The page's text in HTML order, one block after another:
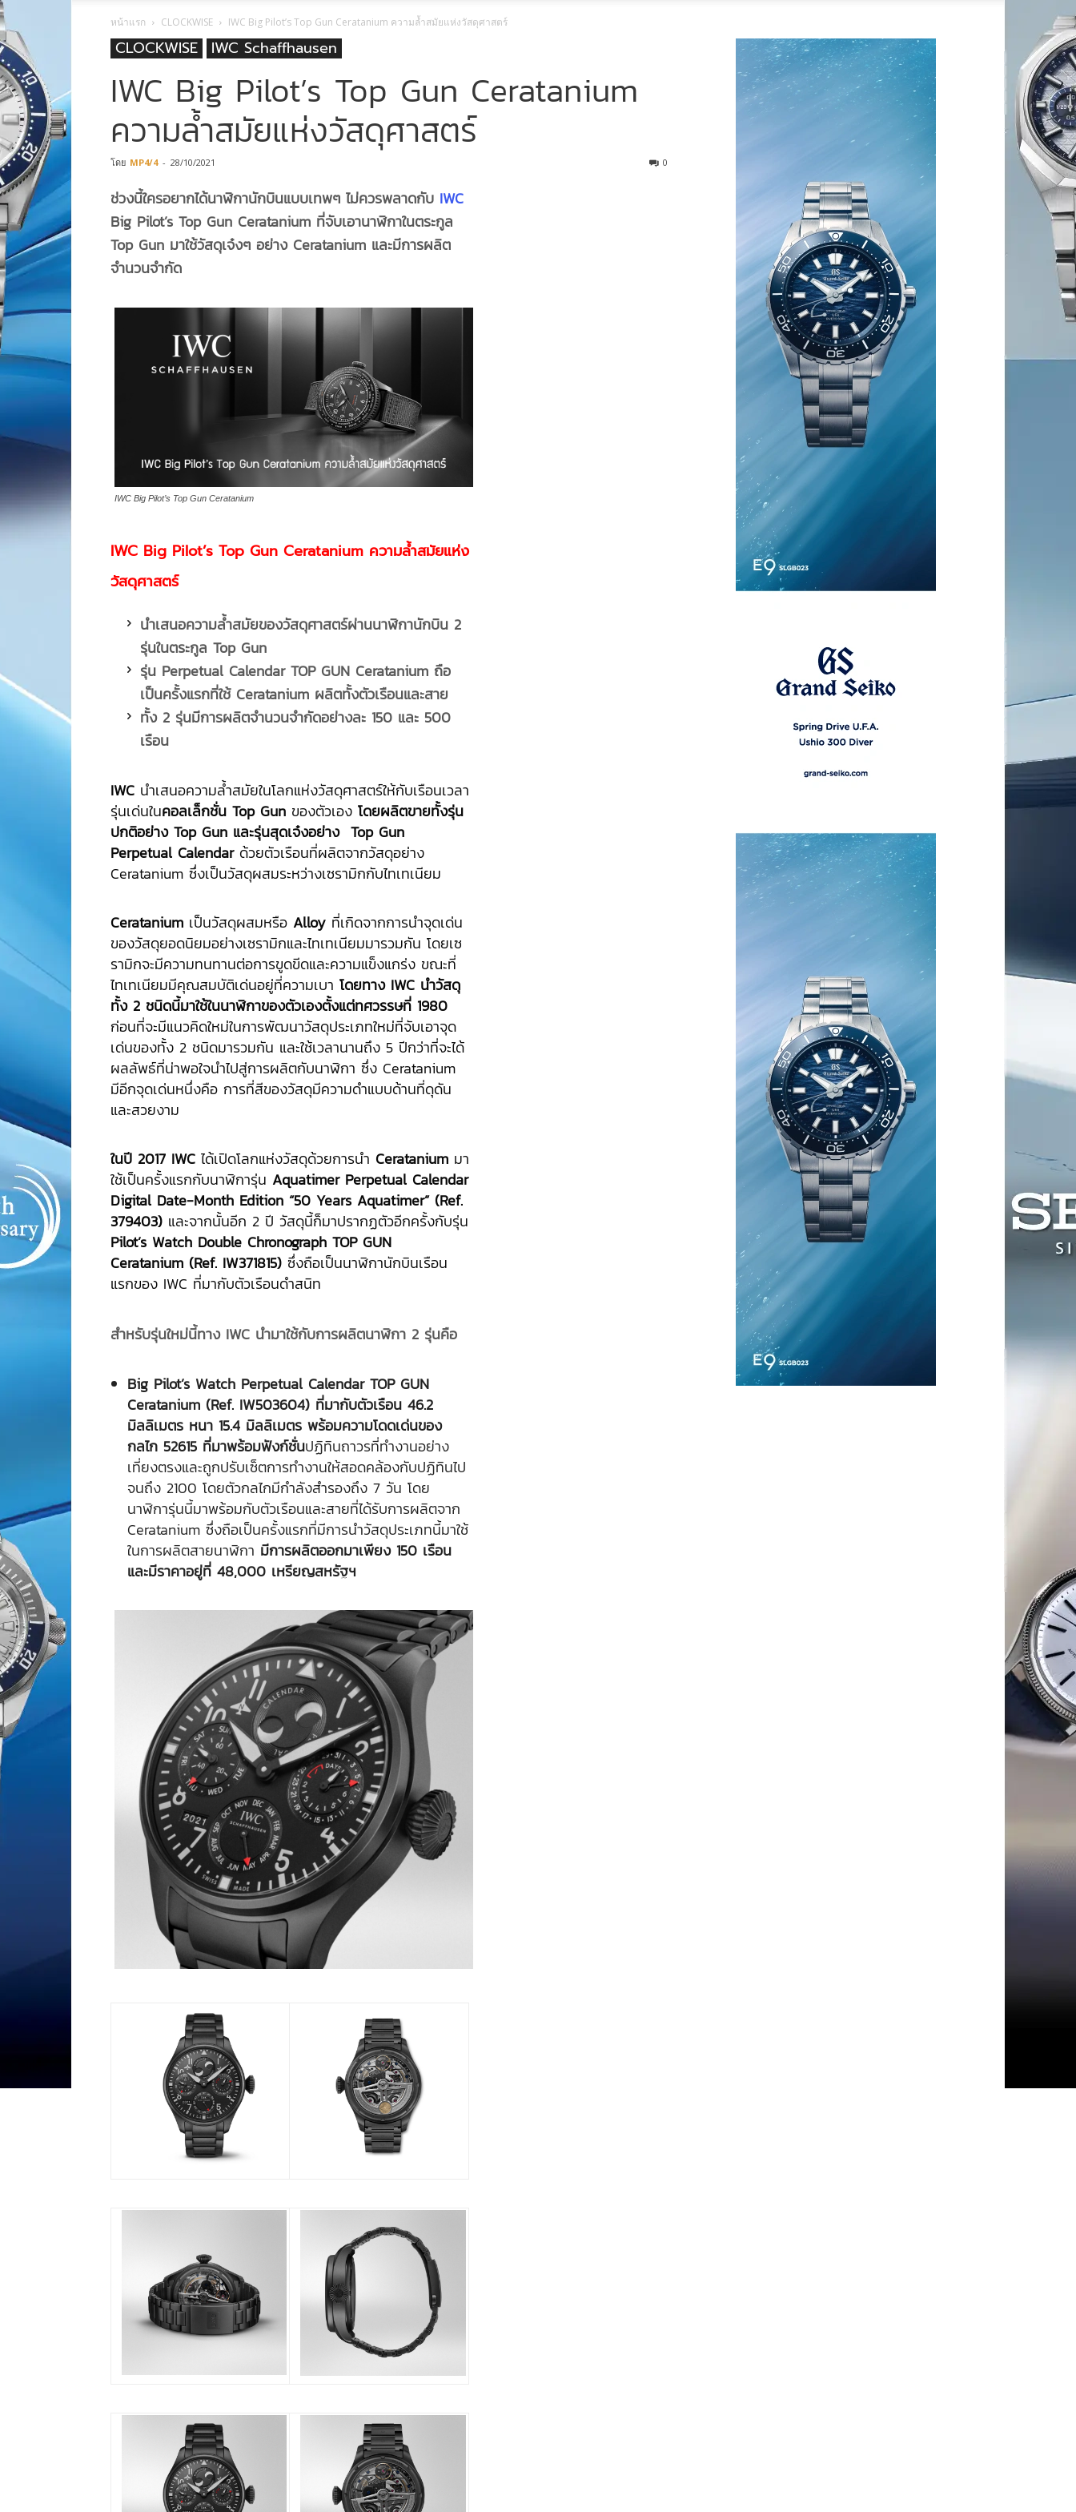
หน้าแรก CLOCKWISE IWC Big Pilot’s Top Gun Ceratanium ความล้ำสมัยแห่งวัสดุศาสตร์
CLOCKWISE IWC Schaffhausen
IWC Big Pilot’s Top Gun Ceratanium
ความล้ำสมัยแห่งวัสดุศาสตร์
โดย MP4/4 - 28/10/2021 0
ช่วงนี้ใครอยากได้นาฬิกานักบินแบบเทพๆ ไม่ควรพลาดกับ IWC
Big Pilot’s Top Gun Ceratanium ที่จับเอานาฬิกาในตระกูล
Top Gun มาใช้วัสดุเจ๋งๆ อย่าง Ceratanium และมีการผลิต
จำนวนจำกัด
IWC Big Pilot’s Top Gun Ceratanium
IWC Big Pilot’s Top Gun Ceratanium ความล้ำสมัยแห่ง
วัสดุศาสตร์
นำเสนอความล้ำสมัยของวัสดุศาสตร์ผ่านนาฬิกานักบิน 2
รุ่นในตระกูล Top Gun
รุ่น Perpetual Calendar TOP GUN Ceratanium ถือ
เป็นครั้งแรกที่ใช้ Ceratanium ผลิตทั้งตัวเรือนและสาย
ทั้ง 2 รุ่นมีการผลิตจำนวนจำกัดอย่างละ 150 และ 500
เรือน
IWC นำเสนอความล้ำสมัยในโลกแห่งวัสดุศาสตร์ให้กับเรือนเวลา
รุ่นเด่นในคอลเล็กชั่น Top Gun ของตัวเอง โดยผลิตขายทั้งรุ่น
ปกติอย่าง Top Gun และรุ่นสุดเจ๋งอย่าง Top Gun
Perpetual Calendarด้วยตัวเรือนที่ผลิตจากวัสดุอย่าง
Ceratanium ซึ่งเป็นวัสดุผสมระหว่างเซรามิกกับไทเทเนียม
Ceratanium เป็นวัสดุผสมหรือ Alloy ที่เกิดจากการนำจุดเด่น
ของวัสดุยอดนิยมอย่างเซรามิกและไทเทเนียมมารวมกัน โดยเซ
รามิกจะมีความทนทานต่อการขูดขีดและความแข็งแกร่ง ขณะที่
ไทเทเนียมมีคุณสมบัติเด่นอยู่ที่ความเบา โดยทาง IWC นำวัสดุ
ทั้ง 2 ชนิดนี้มาใช้ในนาฬิกาของตัวเองตั้งแต่ทศวรรษที่ 1980
ก่อนที่จะมีแนวคิดใหม่ในการพัฒนาวัสดุประเภทใหม่ที่จับเอาจุด
เด่นของทั้ง 2 ชนิดมารวมกัน และใช้เวลานานถึง 5 ปีกว่าที่จะได้
ผลลัพธ์ที่น่าพอใจนำไปสู่การผลิตกับนาฬิกา ซึ่ง Ceratanium
มีอีกจุดเด่นหนึ่งคือ การที่สีของวัสดุมีความดำแบบด้านที่ดุดัน
และสวยงาม
ในปี 2017 IWC ได้เปิดโลกแห่งวัสดุด้วยการนำ Ceratanium มา
ใช้เป็นครั้งแรกกับนาฬิการุ่น Aquatimer Perpetual Calendar
Digital Date-Month Edition “50 Years Aquatimer” (Ref.
379403) และจากนั้นอีก 2 ปี วัสดุนี้ก็มาปรากฏตัวอีกครั้งกับรุ่น
Pilot’s Watch Double Chronograph TOP GUN
Ceratanium (Ref. IW371815) ซึ่งถือเป็นนาฬิกานักบินเรือน
แรกของ IWC ที่มากับตัวเรือนดำสนิท
สำหรับรุ่นใหม่นี้ทาง IWC นำมาใช้กับการผลิตนาฬิกา 2 รุ่นคือ
Big Pilot’s Watch Perpetual Calendar TOP GUN
Ceratanium (Ref. IW503604) ที่มากับตัวเรือน 46.2
มิลลิเมตร หนา 15.4 มิลลิเมตร พร้อมความโดดเด่นของ
กลไก 52615 ที่มาพร้อมฟังก์ชั่นปฏิทินถาวรที่ทำงานอย่าง
เที่ยงตรงและถูกปรับเซ็ตการทำงานให้สอดคล้องกับปฏิทินไป
จนถึง 2100 โดยตัวกลไกมีกำลังสำรองถึง 7 วัน โดย
นาฬิการุ่นนี้มาพร้อมกับตัวเรือนและสายที่ได้รับการผลิตจาก
Ceratanium ซึ่งถือเป็นครั้งแรกที่มีการนำวัสดุประเภทนี้มาใช้
ในการผลิตสายนาฬิกา มีการผลิตออกมาเพียง 150 เรือน
และมีราคาอยู่ที่ 48,000 เหรียญสหรัฐฯ